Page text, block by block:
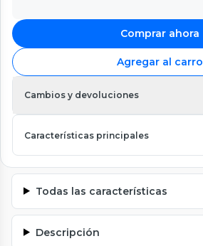
Comprar ahora
Agregar al carro
Cambios y devoluciones
Características principales
Todas las características
Descripción